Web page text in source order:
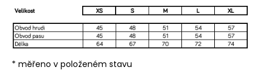
* měřeno v položeném stavu